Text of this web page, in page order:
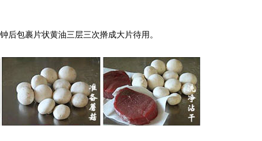
后包裹片状黄油三层三次擀成大片待用。